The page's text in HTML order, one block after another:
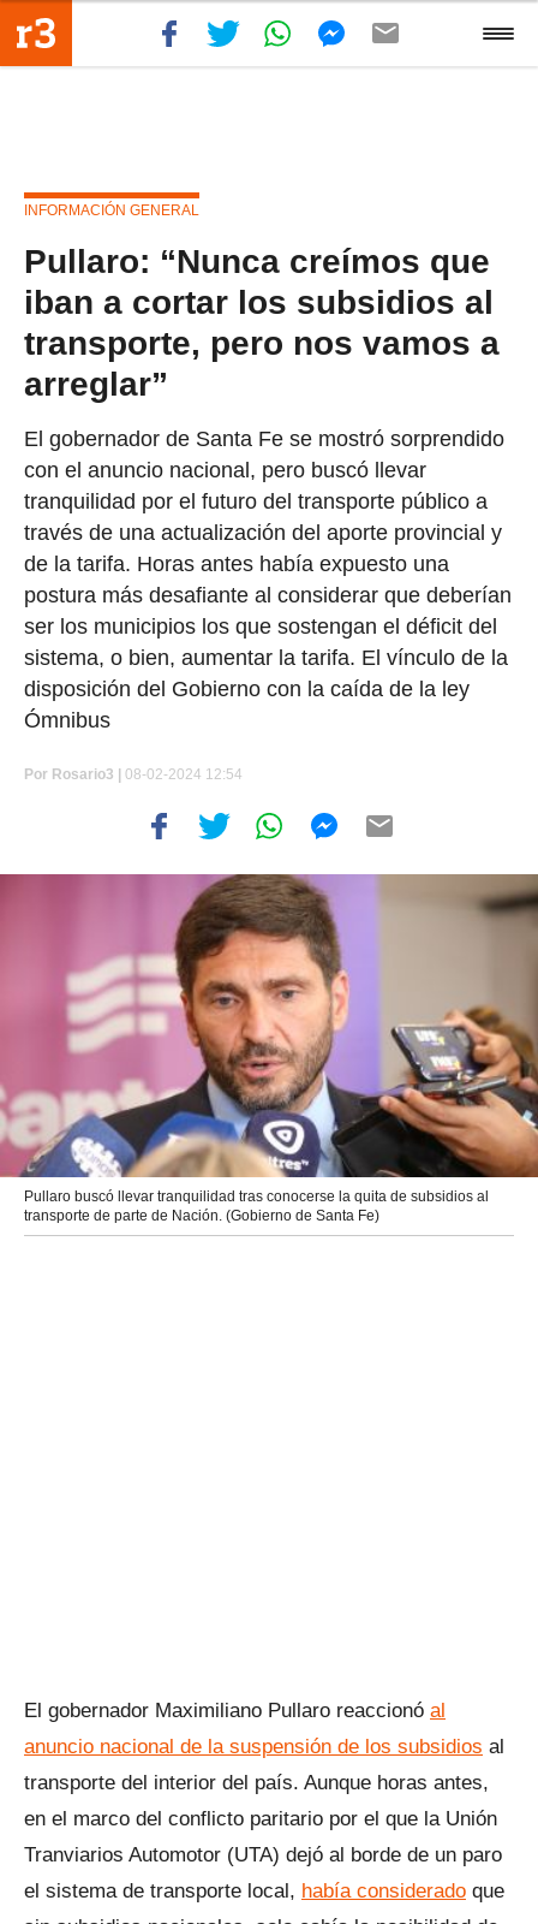
INFORMACIÓN GENERAL
Pullaro: “Nunca creímos que
iban a cortar los subsidios al
transporte, pero nos vamos a
arreglar”
El gobernador de Santa Fe se mostró sorprendido
con el anuncio nacional, pero buscó llevar
tranquilidad por el futuro del transporte público a
través de una actualización del aporte provincial y
de la tarifa. Horas antes había expuesto una
postura más desafiante al considerar que deberían
ser los municipios los que sostengan el déficit del
sistema, o bien, aumentar la tarifa. El vínculo de la
disposición del Gobierno con la caída de la ley
Ómnibus
Por Rosario3 | 08-02-2024 12:54
Pullaro buscó llevar tranquilidad tras conocerse la quita de subsidios al
transporte de parte de Nación. (Gobierno de Santa Fe)
El gobernador Maximiliano Pullaro reaccionó al
anuncio nacional de la suspensión de los subsidios al
transporte del interior del país. Aunque horas antes,
en el marco del conflicto paritario por el que la Unión
Tranviarios Automotor (UTA) dejó al borde de un paro
el sistema de transporte local, había considerado que